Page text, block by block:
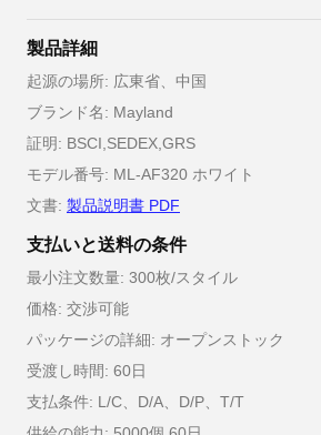
製品詳細
起源の場所: 広東省、中国
ブランド名: Mayland
証明: BSCI,SEDEX,GRS
モデル番号: ML-AF320 ホワイト
文書: 製品説明書 PDF
支払いと送料の条件
最小注文数量: 300枚/スタイル
価格: 交渉可能
パッケージの詳細: オープンストック
受渡し時間: 60日
支払条件: L/C、D/A、D/P、T/T